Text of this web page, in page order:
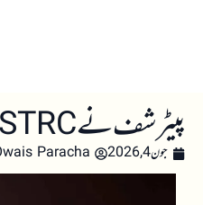
پیٹر شف نے STRC سرمایہ کاروں کو ممکنہ نقصانات سے خبردار کیا
جون 4, 2026 Paracha